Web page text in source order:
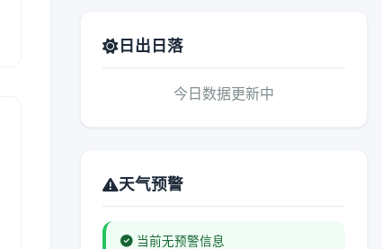
日出日落
今日数据更新中
天气预警
当前无预警信息